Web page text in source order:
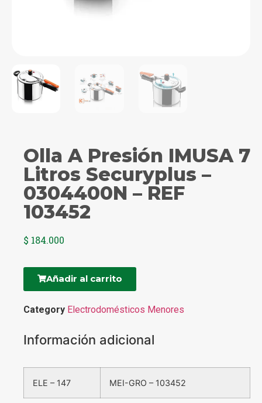
Olla A Presión IMUSA 7
Litros Securyplus –
0304400N – REF
103452
$ 184.000
Añadir al carrito
Category Electrodomésticos Menores
Información adicional
ELE – 147 MEI-GRO – 103452